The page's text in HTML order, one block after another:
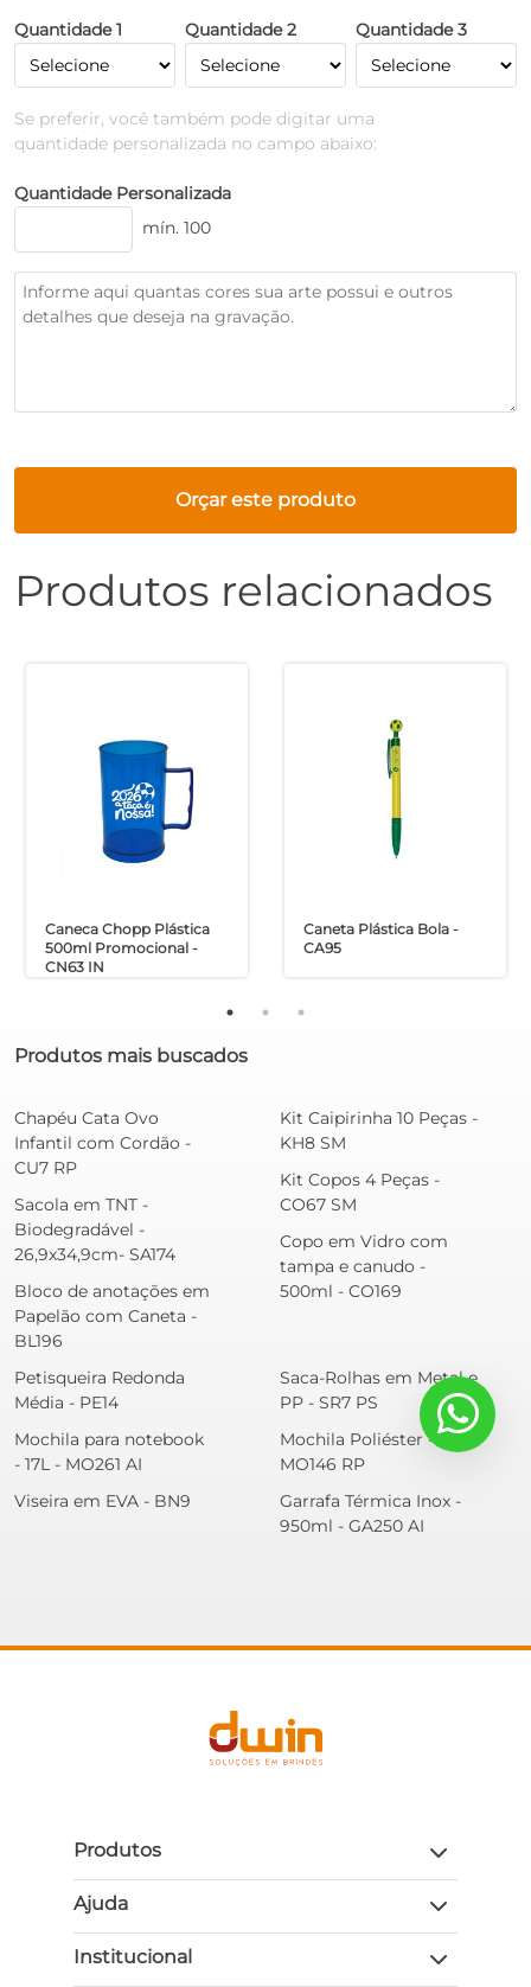
Quantidade 1 Quantidade 2 Quantidade 3
Se preferir, você também pode digitar uma
quantidade personalizada no campo abaixo:
Quantidade Personalizada
mín. 100
Orçar este produto
Produtos relacionados
Caneca Chopp Plástica
500ml Promocional -
CN63 IN
Caneta Plástica Bola -
CA95
Produtos mais buscados
Chapéu Cata Ovo
Infantil com Cordão -
CU7 RP
Sacola em TNT -
Biodegradável -
26,9x34,9cm- SA174
Bloco de anotações em
Papelão com Caneta -
BL196
Kit Caipirinha 10 Peças -
KH8 SM
Kit Copos 4 Peças -
CO67 SM
Copo em Vidro com
tampa e canudo -
500ml - CO169
Petisqueira Redonda
Média - PE14
Mochila para notebook
- 17L - MO261 AI
Viseira em EVA - BN9
Saca-Rolhas em Metal e
PP - SR7 PS
Mochila Poliéster -
MO146 RP
Garrafa Térmica Inox -
950ml - GA250 AI
Produtos
Ajuda
Institucional